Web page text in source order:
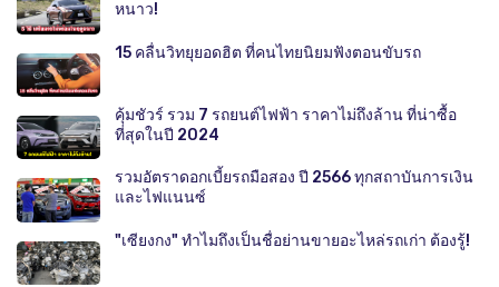
หนาว!
15 คลื่นวิทยุยอดฮิต ที่คนไทยนิยมฟังตอนขับรถ
คุ้มชัวร์ รวม 7 รถยนต์ไฟฟ้า ราคาไม่ถึงล้าน ที่น่าซื้อ
ที่สุดในปี 2024
รวมอัตราดอกเบี้ยรถมือสอง ปี 2566 ทุกสถาบันการเงิน
และไฟแนนซ์
"เซียงกง" ทำไมถึงเป็นชื่อย่านขายอะไหล่รถเก่า ต้องรู้!